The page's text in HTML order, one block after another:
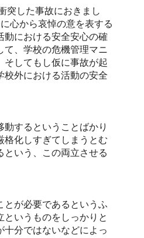
突した事故におきまし
心から哀悼の意を表する
動における安全安心の確
、学校の危機管理マニ
そしてもし仮に事故が起
校外における活動の安全
するということばかり
格化しすぎてしまうとむ
いう、この両立させる
が必要であるというふ
いうものをしっかりと
分ではないなどによっ